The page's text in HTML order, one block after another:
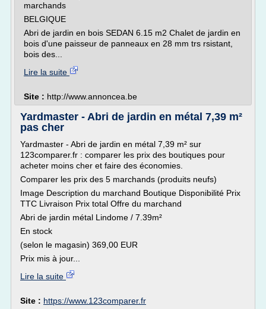
marchands
BELGIQUE
Abri de jardin en bois SEDAN 6.15 m2 Chalet de jardin en
bois d'une paisseur de panneaux en 28 mm trs rsistant,
bois des...
Lire la suite
Site : http://www.annoncea.be
Yardmaster - Abri de jardin en métal 7,39 m²
pas cher
Yardmaster - Abri de jardin en métal 7,39 m² sur
123comparer.fr : comparer les prix des boutiques pour
acheter moins cher et faire des économies.
Comparer les prix des 5 marchands (produits neufs)
Image Description du marchand Boutique Disponibilité Prix
TTC Livraison Prix total Offre du marchand
Abri de jardin métal Lindome / 7.39m²
En stock
(selon le magasin) 369,00 EUR
Prix mis à jour...
Lire la suite
Site : https://www.123comparer.fr